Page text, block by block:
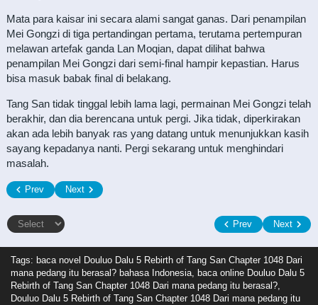
Mata para kaisar ini secara alami sangat ganas. Dari penampilan
Mei Gongzi di tiga pertandingan pertama, terutama pertempuran
melawan artefak ganda Lan Moqian, dapat dilihat bahwa
penampilan Mei Gongzi dari semi-final hampir kepastian. Harus
bisa masuk babak final di belakang.
Tang San tidak tinggal lebih lama lagi, permainan Mei Gongzi telah
berakhir, dan dia berencana untuk pergi. Jika tidak, diperkirakan
akan ada lebih banyak ras yang datang untuk menunjukkan kasih
sayang kepadanya nanti. Pergi sekarang untuk menghindari
masalah.
Prev Next
Prev Next
Tags: baca novel Douluo Dalu 5 Rebirth of Tang San Chapter 1048 Dari
mana pedang itu berasal? bahasa Indonesia, baca online Douluo Dalu 5
Rebirth of Tang San Chapter 1048 Dari mana pedang itu berasal?,
Douluo Dalu 5 Rebirth of Tang San Chapter 1048 Dari mana pedang itu